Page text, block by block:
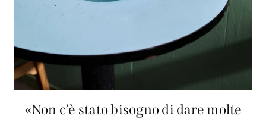
«Non c’è stato bisogno di dare molte